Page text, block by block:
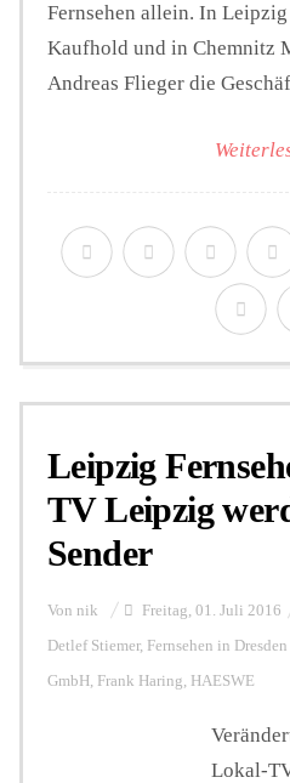
Fernsehen allein. In
Kaufhold und in Chemnitz
Andreas Flieger die
Leipzig
TV Leipzig
Sender
Von nik Freitag, 01. Juli 2016
Detlef Stiemer, Fernsehen in
GmbH, Frank Haring, HAESWE
Lokal-